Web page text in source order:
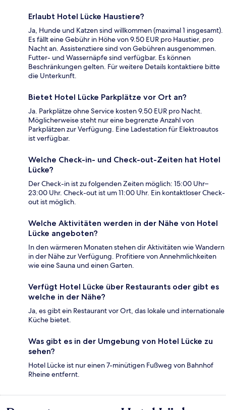
Erlaubt Hotel Lücke Haustiere?
Ja, Hunde und Katzen sind willkommen (maximal 1 insgesamt).
Es fällt eine Gebühr in Höhe von 9.50 EUR pro Haustier, pro
Nacht an. Assistenztiere sind von Gebühren ausgenommen.
Futter- und Wassernäpfe sind verfügbar. Es können
Beschränkungen gelten. Für weitere Details kontaktiere bitte
die Unterkunft.
Bietet Hotel Lücke Parkplätze vor Ort an?
Ja. Parkplätze ohne Service kosten 9.50 EUR pro Nacht.
Möglicherweise steht nur eine begrenzte Anzahl von
Parkplätzen zur Verfügung. Eine Ladestation für Elektroautos
ist verfügbar.
Welche Check-in- und Check-out-Zeiten hat Hotel
Lücke?
Der Check-in ist zu folgenden Zeiten möglich: 15:00 Uhr–
23:00 Uhr. Check-out ist um 11:00 Uhr. Ein kontaktloser Check-
out ist möglich.
Welche Aktivitäten werden in der Nähe von Hotel
Lücke angeboten?
In den wärmeren Monaten stehen dir Aktivitäten wie Wandern
in der Nähe zur Verfügung. Profitiere von Annehmlichkeiten
wie eine Sauna und einen Garten.
Verfügt Hotel Lücke über Restaurants oder gibt es
welche in der Nähe?
Ja, es gibt ein Restaurant vor Ort, das lokale und internationale
Küche bietet.
Was gibt es in der Umgebung von Hotel Lücke zu
sehen?
Hotel Lücke ist nur einen 7-minütigen Fußweg von Bahnhof
Rheine entfernt.